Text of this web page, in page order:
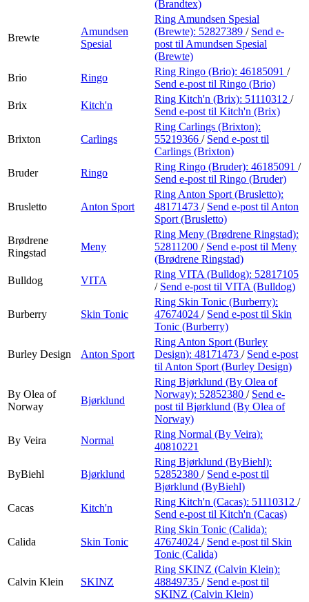
(Brandtex)
Brewte
Amundsen
Spesial
Ring Amundsen Spesial
(Brewte): 52827389 / Send e-
post til Amundsen Spesial
(Brewte)
Brio
Ringo
Ring Ringo (Brio): 46185091 /
Send e-post til Ringo (Brio)
Brix
Kitch'n
Ring Kitch'n (Brix): 51110312 /
Send e-post til Kitch'n (Brix)
Brixton Carlings
Ring Carlings (Brixton):
55219366 / Send e-post til
Carlings (Brixton)
Bruder
Ringo
Ring Ringo (Bruder): 46185091 /
Send e-post til Ringo (Bruder)
Brusletto Anton Sport
Ring Anton Sport (Brusletto):
48171473 / Send e-post til Anton
Sport (Brusletto)
Brødrene
Ringstad
Meny
Ring Meny (Brødrene Ringstad):
52811200 / Send e-post til Meny
(Brødrene Ringstad)
Bulldog
VITA
Ring VITA (Bulldog): 52817105
/ Send e-post til VITA (Bulldog)
Burberry Skin Tonic
Ring Skin Tonic (Burberry):
47674024 / Send e-post til Skin
Tonic (Burberry)
Burley Design Anton Sport
Ring Anton Sport (Burley
Design): 48171473 / Send e-post
til Anton Sport (Burley Design)
By Olea of
Norway
Bjørklund
Ring Bjørklund (By Olea of
Norway): 52852380 / Send e-
post til Bjørklund (By Olea of
Norway)
By Veira
Normal
Ring Normal (By Veira):
40810221
ByBiehl Bjørklund
Ring Bjørklund (ByBiehl):
52852380 / Send e-post til
Bjørklund (ByBiehl)
Cacas
Kitch'n
Ring Kitch'n (Cacas): 51110312 /
Send e-post til Kitch'n (Cacas)
Calida Skin Tonic
Ring Skin Tonic (Calida):
47674024 / Send e-post til Skin
Tonic (Calida)
Calvin Klein SKINZ
Ring SKINZ (Calvin Klein):
48849735 / Send e-post til
SKINZ (Calvin Klein)